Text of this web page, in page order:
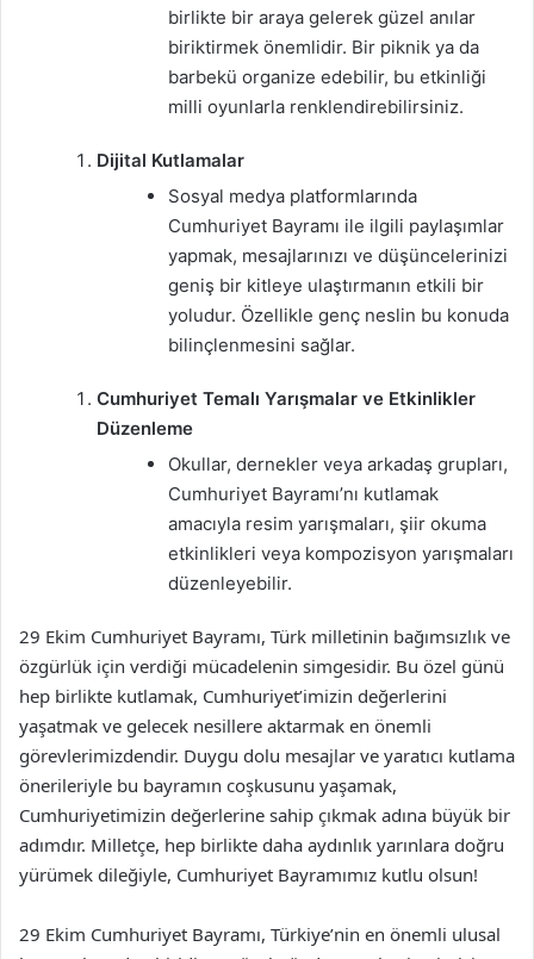
birlikte bir araya gelerek güzel anılar
biriktirmek önemlidir. Bir piknik ya da
barbekü organize edebilir, bu etkinliği
milli oyunlarla renklendirebilirsiniz.
Dijital Kutlamalar
Sosyal medya platformlarında
Cumhuriyet Bayramı ile ilgili paylaşımlar
yapmak, mesajlarınızı ve düşüncelerinizi
geniş bir kitleye ulaştırmanın etkili bir
yoludur. Özellikle genç neslin bu konuda
bilinçlenmesini sağlar.
Cumhuriyet Temalı Yarışmalar ve Etkinlikler
Düzenleme
Okullar, dernekler veya arkadaş grupları,
Cumhuriyet Bayramı’nı kutlamak
amacıyla resim yarışmaları, şiir okuma
etkinlikleri veya kompozisyon yarışmaları
düzenleyebilir.
29 Ekim Cumhuriyet Bayramı, Türk milletinin bağımsızlık ve
özgürlük için verdiği mücadelenin simgesidir. Bu özel günü
hep birlikte kutlamak, Cumhuriyet’imizin değerlerini
yaşatmak ve gelecek nesillere aktarmak en önemli
görevlerimizdendir. Duygu dolu mesajlar ve yaratıcı kutlama
önerileriyle bu bayramın coşkusunu yaşamak,
Cumhuriyetimizin değerlerine sahip çıkmak adına büyük bir
adımdır. Milletçe, hep birlikte daha aydınlık yarınlara doğru
yürümek dileğiyle, Cumhuriyet Bayramımız kutlu olsun!
29 Ekim Cumhuriyet Bayramı, Türkiye’nin en önemli ulusal